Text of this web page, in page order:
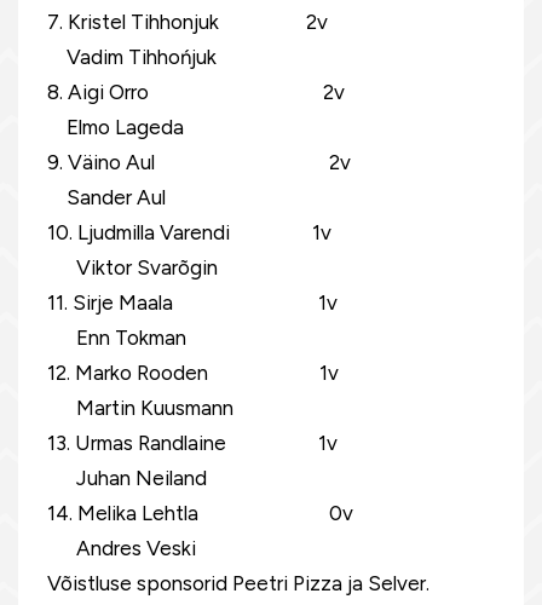
7. Kristel Tihhonjuk 2v
Vadim Tihhońjuk
8. Aigi Orro 2v
Elmo Lageda
9. Väino Aul 2v
Sander Aul
10. Ljudmilla Varendi 1v
Viktor Svarõgin
11. Sirje Maala 1v
Enn Tokman
12. Marko Rooden 1v
Martin Kuusmann
13. Urmas Randlaine 1v
Juhan Neiland
14. Melika Lehtla 0v
Andres Veski
Võistluse sponsorid Peetri Pizza ja Selver.